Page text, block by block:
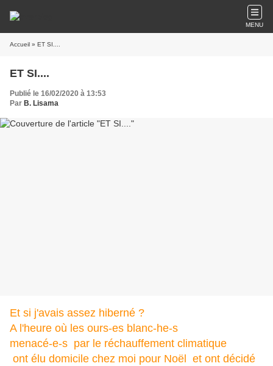
MENU
Accueil » ET SI....
ET SI....
Publié le 16/02/2020 à 13:53
Par B. Lisama
Et si j'avais assez hiberné ?
A l'heure où les ours-es blanc-he-s
menacé-e-s par le réchauffement climatique
ont élu domicile chez moi pour Noël et ont décidé